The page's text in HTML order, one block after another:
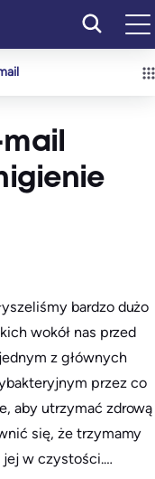
bardzo dużo
wokół nas przed
z głównych
przez co
aby utrzymać zdrową
się, że trzymamy
w czystości.…